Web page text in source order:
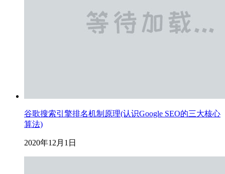
谷歌搜索引擎排名机制原理(认识Google SEO的三大核心
算法)
2020年12月1日